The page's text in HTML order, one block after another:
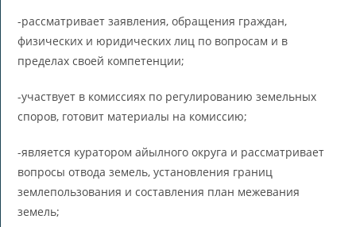
-рассматривает заявления, обращения граждан,
физических и юридических лиц по вопросам и в
пределах своей компетенции;
-участвует в комиссиях по регулированию земельных
споров, готовит материалы на комиссию;
-является куратором айылного округа и рассматривает
вопросы отвода земель, установления границ
землепользования и составления план межевания
земель;